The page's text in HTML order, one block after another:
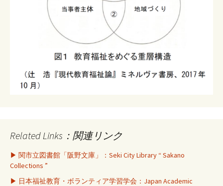
Related Links：関連リンク
▶ 関市立図書館「阪野文庫」：Seki City Library “ Sakano
Collections ”
▶ 日本福祉教育・ボランティア学習学会：Japan Academic